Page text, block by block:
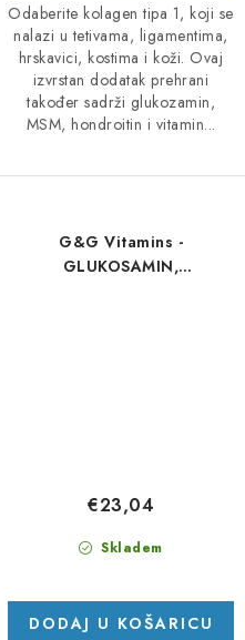
Odaberite kolagen tipa 1, koji se
nalazi u tetivama, ligamentima,
hrskavici, kostima i koži. Ovaj
izvrstan dodatak prehrani
također sadrži glukozamin,
MSM, hondroitin i vitamin...
G&G Vitamins -
GLUKOSAMIN,
Skladem
€23,04
DODAJ U KOŠARICU